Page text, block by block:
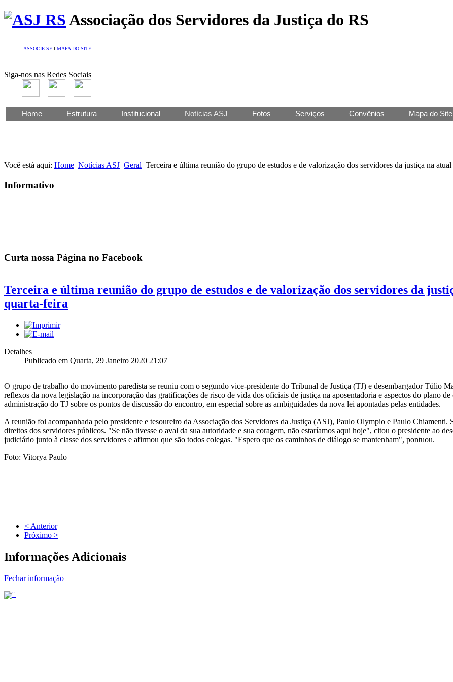
Associação dos Servidores da Justiça do RS
ASSOCIE-SE l MAPA DO SITE
Siga-nos nas Redes Sociais
Home Estrutura Institucional Notícias ASJ Fotos Serviços Convênios Mapa do Site
Você está aqui: Home Notícias ASJ Geral Terceira e última reunião do grupo de estudos e de valorização dos servidores da justiça na
Informativo
Curta nossa Página no Facebook
Terceira e última reunião do grupo de estudos e de valorização dos servidores da
quarta-feira
Detalhes
Publicado em Quarta, 29 Janeiro 2020 21:07
O grupo de trabalho do movimento paredista se reuniu com o segundo vice-presidente do Tribunal de Justiça (TJ) e desembargador Túlio
reflexos da nova legislação na incorporação das gratificações de risco de vida dos oficiais de justiça na aposentadoria e aspectos do plano
administração do TJ sobre os pontos de discussão do encontro, em especial sobre as ambiguidades da nova lei apontadas pelas entidades.
A reunião foi acompanhada pelo presidente e tesoureiro da Associação dos Servidores da Justiça (ASJ), Paulo Olympio e Paulo Chiamenti.
direitos dos servidores públicos. "Se não tivesse o aval da sua autoridade e sua coragem, não estaríamos aqui hoje", citou o presidente ao
judiciário junto à classe dos servidores e afirmou que são todos colegas. "Espero que os caminhos de diálogo se mantenham", pontuou.
Foto: Vitorya Paulo
< Anterior
Próximo >
Informações Adicionais
Fechar informação